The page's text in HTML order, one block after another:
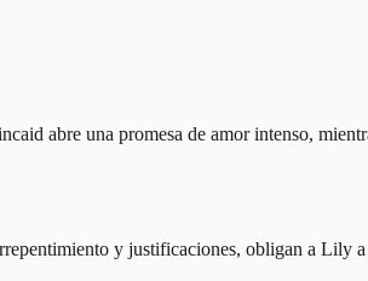
abre una promesa de amor intenso,
y justificaciones, obligan a Lily